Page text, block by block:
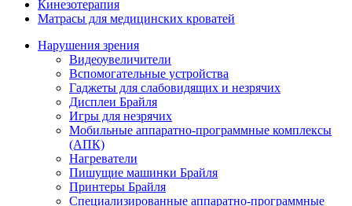
Кинезотерапия
Матрасы для медицинских кроватей
Нарушения зрения
Видеоувеличители
Вспомогательные устройства
Гаджеты для слабовидящих и незрячих
Дисплеи Брайля
Игры для незрячих
Мобильные аппаратно-программные комплексы
(АПК)
Нагреватели
Пишущие машинки Брайля
Принтеры Брайля
Специализированные аппаратно-программные